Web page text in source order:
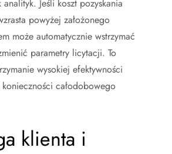
Jeśli koszt pozyskania
powyżej założonego
może automatycznie wstrzymać
parametry licytacji. To
wysokiej efektywności
całodobowego
klienta i